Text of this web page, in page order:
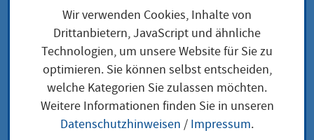
Vollzeitpflege beantragen
Pflegekinder: Hilfe zur
Erziehung in
Wir verwenden Cookies, Inhalte von
Drittanbietern, JavaScript und ähnliche
Technologien, um unsere Website für Sie zu
optimieren. Sie können selbst entscheiden,
welche Kategorien Sie zulassen möchten.
Weitere Informationen finden Sie in unseren
Datenschutzhinweisen / Impressum.